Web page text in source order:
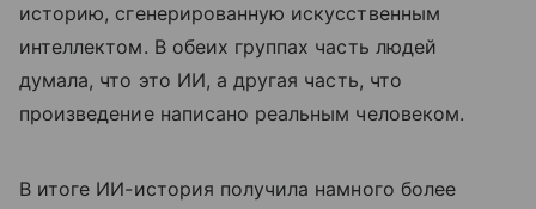
историю, сгенерированную искусственным
интеллектом. В обеих группах часть людей
думала, что это ИИ, а другая часть, что
произведение написано реальным человеком.
В итоге ИИ-история получила намного более